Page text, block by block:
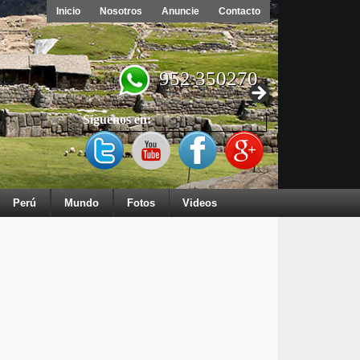
Inicio Nosotros Anuncie Contacto
952 350270
Síguenos en:
Perú Mundo Fotos Videos